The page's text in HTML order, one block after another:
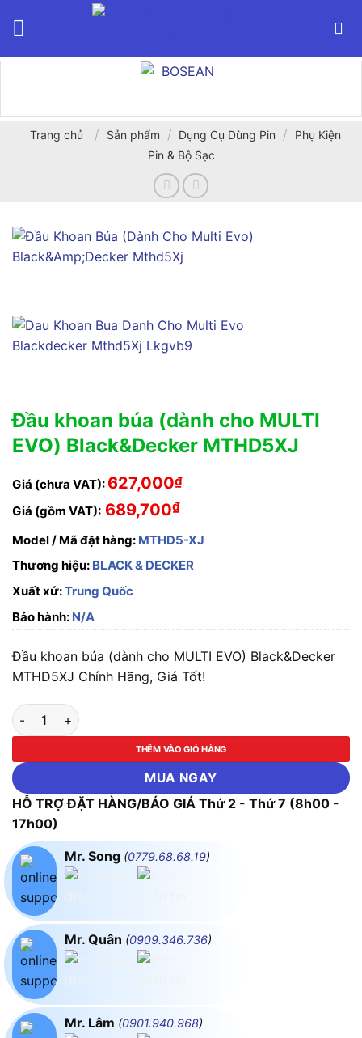
Trang chủ / Sản phẩm / Dụng Cụ Dùng Pin /
Phụ Kiện
Pin & Bộ Sạc
Đầu khoan búa (dành cho MULTI
EVO) Black&Decker MTHD5XJ
Giá (chưa VAT): 627,000₫
Giá (gồm VAT): 689,700₫
Model / Mã đặt hàng: MTHD5-XJ
Thương hiệu: BLACK & DECKER
Xuất xứ:Trung Quốc
Bảo hành: N/A
Đầu khoan búa (dành cho MULTI EVO) Black&Decker
MTHD5XJ Chính Hãng, Giá Tốt!
Đầu khoan búa (dành cho MULTI EVO) Black&Decker
THÊM VÀO GIỎ HÀNG
MUA NGAY
HỖ TRỢ ĐẶT HÀNG/BÁO GIÁ Thứ 2 - Thứ 7 (8h00 -
17h00)
Mr. Song (0779.68.68.19)
Mr. Quân (0909.346.736)
Mr. Lâm (0901.940.968)